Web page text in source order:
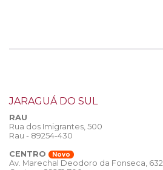
JARAGUÁ DO SUL
RAU
Rua dos Imigrantes, 500
Rau - 89254-430
CENTRO
Novo
Av. Marechal Deodoro da Fonseca, 632